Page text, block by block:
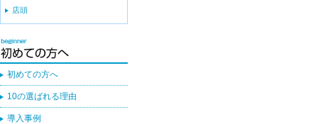
店頭
初めての方へ
10の選ばれる理由
導入事例